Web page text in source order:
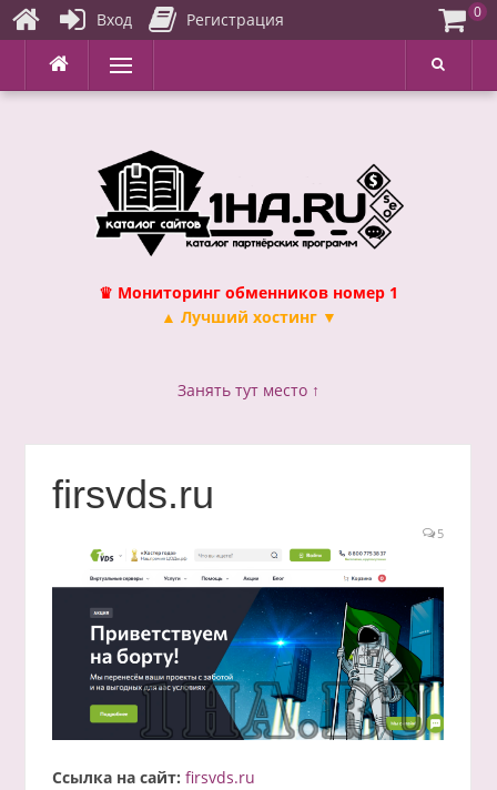
Перейти
содержимому
Меню
♛ Мониторинг обменников номер 1
▲ Лучший хостинг ▼
Занять тут место ↑
firsvds.ru
5
Ссылка на сайт: firsvds.ru
Вход Регистрация 0